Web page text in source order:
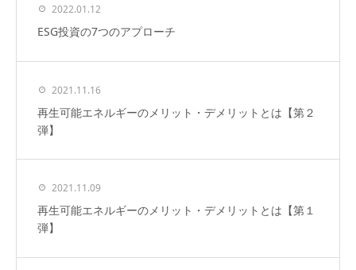
2022.01.12
ESG投資の7つのアプローチ
2021.11.16
再生可能エネルギーのメリット・デメリットとは【第２
弾】
2021.11.09
再生可能エネルギーのメリット・デメリットとは【第１
弾】